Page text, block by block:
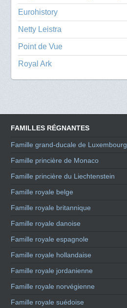
Eurohistory
Netty Leistra
Point de Vue
Royal Ark
FAMILLES RÉGNANTES
Famille grand-ducale de Luxembourg
Famille princière de Monaco
Famille princière du Liechtenstein
Famille royale belge
Famille royale britannique
Famille royale danoise
Famille royale espagnole
Famille royale hollandaise
Famille royale jordanienne
Famille royale norvégienne
Famille royale suédoise